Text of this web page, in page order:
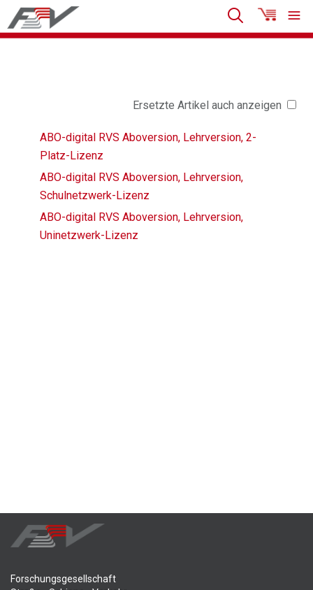
Ersetzte Artikel auch anzeigen
ABO-digital RVS Aboversion, Lehrversion, 2-
Platz-Lizenz
ABO-digital RVS Aboversion, Lehrversion,
Schulnetzwerk-Lizenz
ABO-digital RVS Aboversion, Lehrversion,
Uninetzwerk-Lizenz
Forschungsgesellschaft